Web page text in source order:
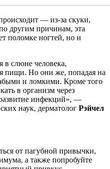
— из-за скуки,
другим причинам, эта
поломке ногтей, но и
в слюне человека,
пищи. Но они же, попадая на
и ломкими. Кроме того
в организм через
инфекций», —
наук, дерматолог Рэйчел
от пагубной привычки,
а также попробуйте